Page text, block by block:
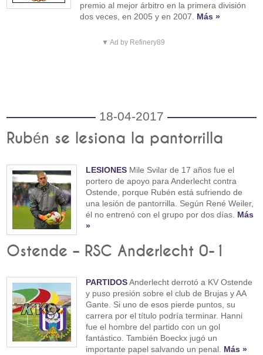
premio al mejor árbitro en la primera división
dos veces, en 2005 y en 2007. Más »
▼ Ad by Refinery89
18-04-2017
Rubén se lesiona la pantorrilla
LESIONES Mile Svilar de 17 años fue el
portero de apoyo para Anderlecht contra
Ostende, porque Rubén está sufriendo de
una lesión de pantorrilla. Según René Weiler,
él no entrenó con el grupo por dos días. Más
»
Ostende – RSC Anderlecht 0-1
PARTIDOSAnderlecht derrotó a KV Ostende
y puso presión sobre el club de Brujas y AA
Gante. Si uno de esos pierde puntos, su
carrera por el título podría terminar. Hanni
fue el hombre del partido con un gol
fantástico. También Boeckx jugó un
importante papel salvando un penal. Más »